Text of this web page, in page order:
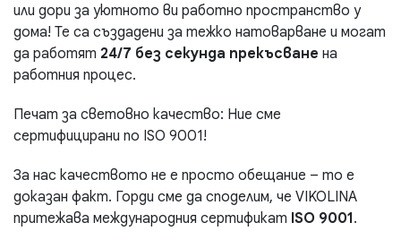
или дори за уютното ви работно пространство у
дома! Те са създадени за тежко натоварване и могат
да работят 24/7 без секунда прекъсване на
работния процес.
Печат за световно качество: Ние сме
сертифицирани по ISO 9001!
За нас качеството не е просто обещание – то е
доказан факт. Горди сме да споделим, че VIKOLINA
притежава международния сертификат ISO 9001.